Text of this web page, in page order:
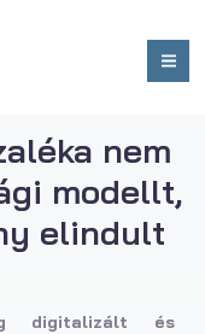
nem
modellt,
elindult
digitalizált és